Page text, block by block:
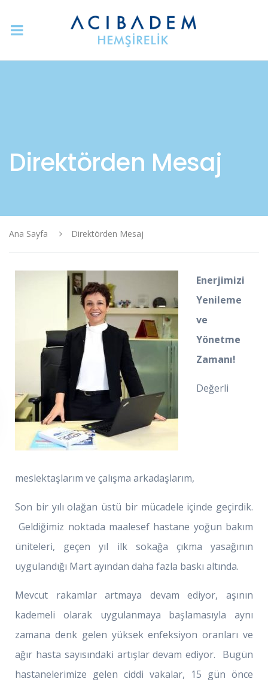
Direktörden Mesaj
Ana Sayfa Direktörden Mesaj
Enerjimizi
Yenileme
ve
Yönetme
Zamanı!
Değerli
meslektaşlarım ve çalışma arkadaşlarım,
Son bir yılı olağan üstü bir mücadele içinde geçirdik.
Geldiğimiz noktada maalesef hastane yoğun bakım
üniteleri, geçen yıl ilk sokağa çıkma yasağının
uygulandığı Mart ayından daha fazla baskı altında.
Mevcut rakamlar artmaya devam ediyor, aşının
kademeli olarak uygulanmaya başlamasıyla aynı
zamana denk gelen yüksek enfeksiyon oranları ve
ağır hasta sayısındaki artışlar devam ediyor. Bugün
hastanelerimize gelen ciddi vakalar, 15 gün önce